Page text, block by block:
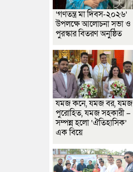
‘গণতন্ত্র মা দিবস-২০২৬’
উপলক্ষে আলোচনা সভা ও
পুরস্কার বিতরণ অনুষ্ঠিত
যমজ কনে, যমজ বর, যমজ
পুরোহিত, যমজ সহকারী –
সম্পন্ন হলো ‘ঐতিহাসিক’
এক বিয়ে